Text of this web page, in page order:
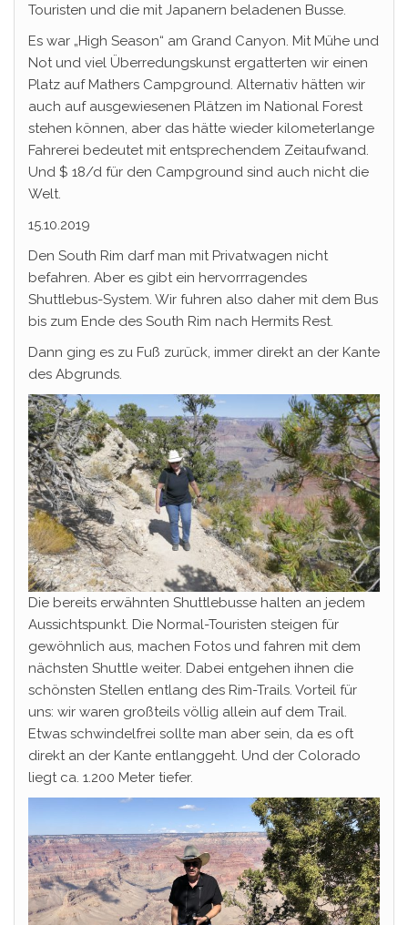
Touristen und die mit Japanern beladenen Busse.
Es war „High Season“ am Grand Canyon. Mit Mühe und
Not und viel Überredungskunst ergatterten wir einen
Platz auf Mathers Campground. Alternativ hätten wir
auch auf ausgewiesenen Plätzen im National Forest
stehen können, aber das hätte wieder kilometerlange
Fahrerei bedeutet mit entsprechendem Zeitaufwand.
Und $ 18/d für den Campground sind auch nicht die
Welt.
15.10.2019
Den South Rim darf man mit Privatwagen nicht
befahren. Aber es gibt ein hervorrragendes
Shuttlebus-System. Wir fuhren also daher mit dem Bus
bis zum Ende des South Rim nach Hermits Rest.
Dann ging es zu Fuß zurück, immer direkt an der Kante
des Abgrunds.
Die bereits erwähnten Shuttlebusse halten an jedem
Aussichtspunkt. Die Normal-Touristen steigen für
gewöhnlich aus, machen Fotos und fahren mit dem
nächsten Shuttle weiter. Dabei entgehen ihnen die
schönsten Stellen entlang des Rim-Trails. Vorteil für
uns: wir waren großteils völlig allein auf dem Trail.
Etwas schwindelfrei sollte man aber sein, da es oft
direkt an der Kante entlanggeht. Und der Colorado
liegt ca. 1.200 Meter tiefer.